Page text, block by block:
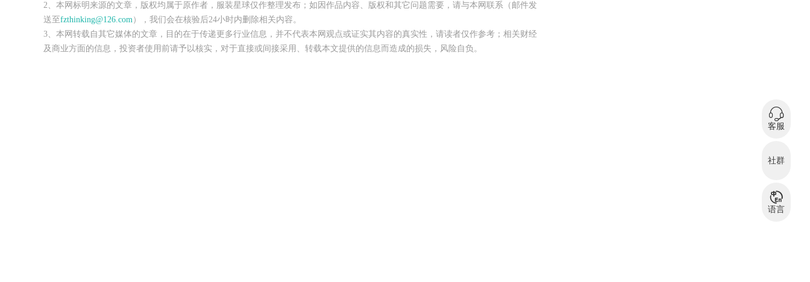
2、本网标明来源的文章，版权均属于原作者，服装星球仅作整理发布；如因作品内容、版权和其它问题需要，请与本网联系（邮件发
送至fzthinking@126.com），我们会在核验后24小时内删除相关内容。
3、本网转载自其它媒体的文章，目的在于传递更多行业信息，并不代表本网观点或证实其内容的真实性，请读者仅作参考；相关财经
及商业方面的信息，投资者使用前请予以核实，对于直接或间接采用、转载本文提供的信息而造成的损失，风险自负。
客服
群
社群
中文
语言